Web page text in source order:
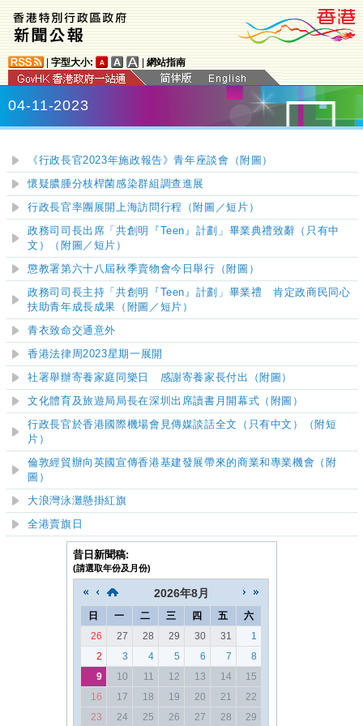
字型大小: 網站指南
04-11-2023
《行政長官2023年施政報告》青年座談會（附圖）
懷疑膿腫分枝桿菌感染群組調查進展
行政長官率團展開上海訪問行程（附圖／短片）
政務司司長出席「共創明『Teen』計劃」畢業典禮致辭（只有中
文）（附圖／短片）
懲教署第六十八屆秋季賣物會今日舉行（附圖）
政務司司長主持「共創明『Teen』計劃」畢業禮 肯定政商民同心
扶助青年成長成果 （附圖／短片）
青衣致命交通意外
香港法律周2023星期一展開
社署舉辦寄養家庭同樂日 感謝寄養家長付出（附圖）
文化體育及旅遊局局長在深圳出席讀書月開幕式（附圖）
行政長官於香港國際機場會見傳媒談話全文（只有中文）（附短
片）
倫敦經貿辦向英國宣傳香港基建發展帶來的商業和專業機會（附
圖）
大浪灣泳灘懸掛紅旗
全港賣旗日
昔日新聞稿:
(請選取年份及月份)
2026年8月
日 一 二 三 四 五
六
26
27 28 29 30 31
1
2
3 4 5 6 7
8
9
10 11 12 13 14
15
16
17 18 19 20 21
22
23
24 25 26 27 28 29